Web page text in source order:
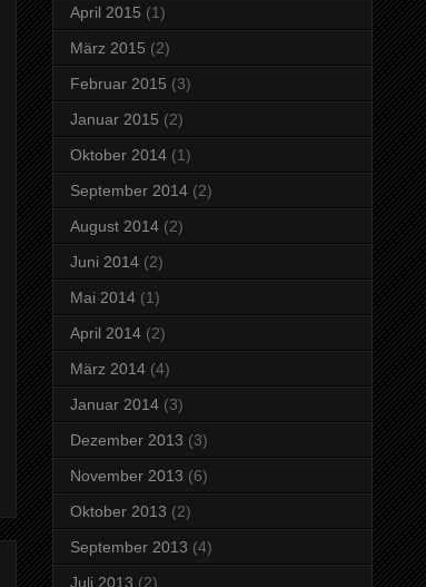
April 2015 (1)
März 2015 (2)
Februar 2015 (3)
Januar 2015 (2)
Oktober 2014 (1)
September 2014 (2)
August 2014 (2)
Juni 2014 (2)
Mai 2014 (1)
April 2014 (2)
März 2014 (4)
Januar 2014 (3)
Dezember 2013 (3)
November 2013 (6)
Oktober 2013 (2)
September 2013 (4)
Juli 2013 (2)